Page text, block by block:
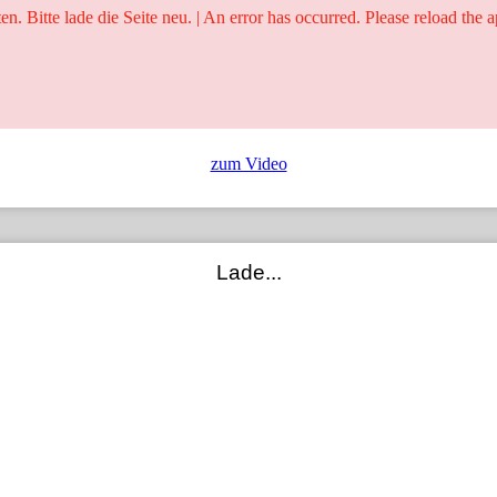
zum Video
Lade...
Bitte lade die Seite neu. | An error has occurred. Please reload the